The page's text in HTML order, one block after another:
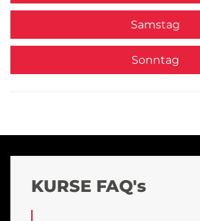
Samstag
Sonntag
KURSE FAQ's